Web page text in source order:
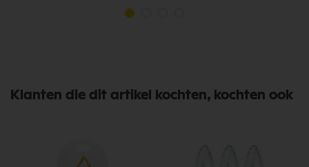
Klanten die dit artikel kochten, kochten ook